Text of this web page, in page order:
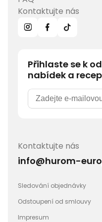
Kontaktujte nás
Přihlaste se k
nabídek a
Kontaktujte nás
info@hurom-
Sledování objednávky
Odstoupení od smlouvy
Impresum